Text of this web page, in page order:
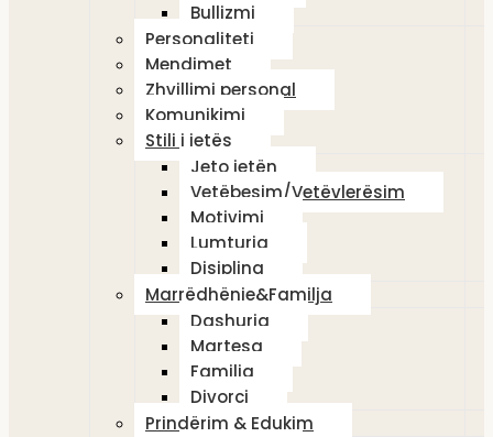
Bullizmi
Personaliteti
Mendimet
Zhvillimi personal
Komunikimi
Stili i jetës
Jeto jetën
Vetëbesim/Vetëvlerësim
Motivimi
Lumturia
Disiplina
Marrëdhënie&Familja
Dashuria
Martesa
Familja
Divorci
Prindërim & Edukim